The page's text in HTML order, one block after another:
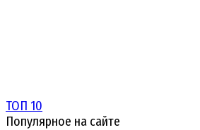
ТОП 10
Популярное на сайте